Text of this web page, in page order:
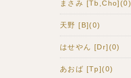
まさみ [Tb,Cho](0)
天野 [B](0)
はせやん [Dr](0)
あおば [Tp](0)